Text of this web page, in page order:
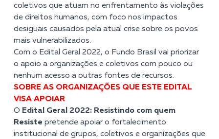
coletivos que atuam no enfrentamento às violações
de direitos humanos, com foco nos impactos
desiguais causados pela atual crise sobre os povos
mais vulnerabilizados.
Com o Edital Geral 2022, o Fundo Brasil vai priorizar
o apoio a organizações e coletivos com pouco ou
nenhum acesso a outras fontes de recursos.
SOBRE AS ORGANIZAÇÕES QUE ESTE EDITAL
VISA APOIAR
O Edital Geral 2022: Resistindo com quem
Resiste pretende apoiar o fortalecimento
institucional de grupos, coletivos e organizações que